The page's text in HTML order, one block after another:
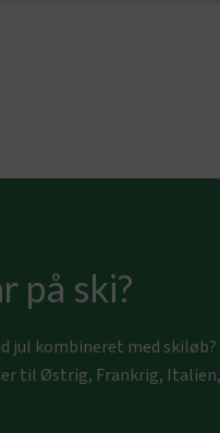
på ski?
jul kombineret med skiløb?
til Østrig, Frankrig,